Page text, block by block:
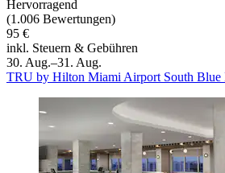
Hervorragend
(1.006 Bewertungen)
95 €
inkl. Steuern & Gebühren
30. Aug.–31. Aug.
TRU by Hilton Miami Airport South Blue